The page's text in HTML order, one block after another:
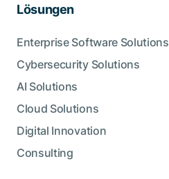
Lösungen
Enterprise Software Solutions
Cybersecurity Solutions
AI Solutions
Cloud Solutions
Digital Innovation
Consulting